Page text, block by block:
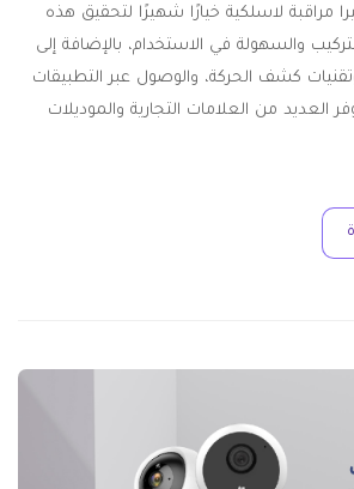
مراقبة لاسلكية خيارًا شهيرًا لتحقيق هذه
والسهولة في الاستخدام، بالإضافة إلى
كشف الحركة، والوصول عبر التطبيقات
العديد من العلامات التجارية والموديلات